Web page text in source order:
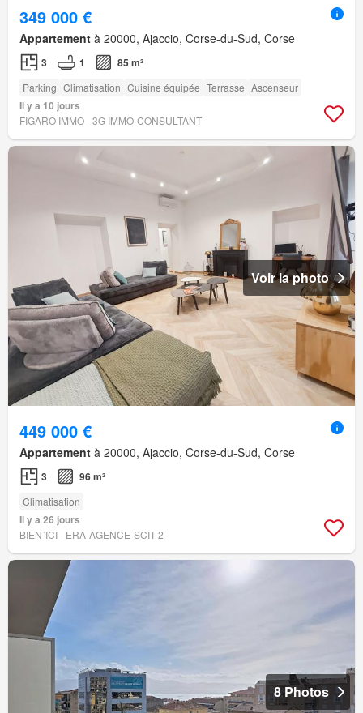
349 000 €
Appartement à 20000, Ajaccio, Corse-du-Sud, Corse
3 1 85 m²
Parking Climatisation Cuisine équipée Terrasse Ascenseur
Il y a 10 jours
FIGARO IMMO - 3G IMMO-CONSULTANT
Voir la photo
449 000 €
Appartement à 20000, Ajaccio, Corse-du-Sud, Corse
3 96 m²
Climatisation
Il y a 26 jours
BIEN´ICI - ERA-AGENCE-SCIT-2
8 Photos